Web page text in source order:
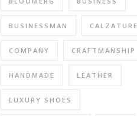
BUSINESSMAN CALZATURE
COMPANY CRAFTMANSHIP
HANDMADE LEATHER
LUXURY SHOES